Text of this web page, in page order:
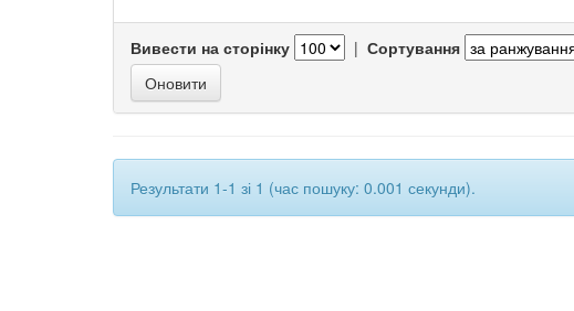
Вивести на сторінку | Сортування
Результати 1-1 зі 1 (час пошуку: 0.001 секунди).